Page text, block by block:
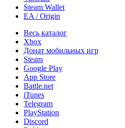
Steam Wallet
EA / Origin
Весь каталог
Xbox
Донат мобильных игр
Steam
Google Play
App Store
Battle.net
iTunes
Telegram
PlayStation
Discord